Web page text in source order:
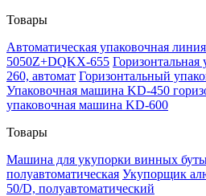
Товары
Автоматическая упаковочная
5050Z+DQKX-655
260, автомат Горизонтальный
Упаковочная машина KD-450
упаковочная машина KD-600
Товары
Машина для укупорки винных
полуавтоматическая Укупорщик
50/D, полуавтоматический